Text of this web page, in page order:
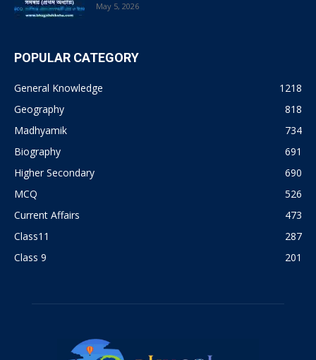
May 5, 2026
POPULAR CATEGORY
General Knowledge
1218
Geography
818
Madhyamik
734
Biography
691
Higher Secondary
690
MCQ
526
Current Affairs
473
Class11
287
Class 9
201